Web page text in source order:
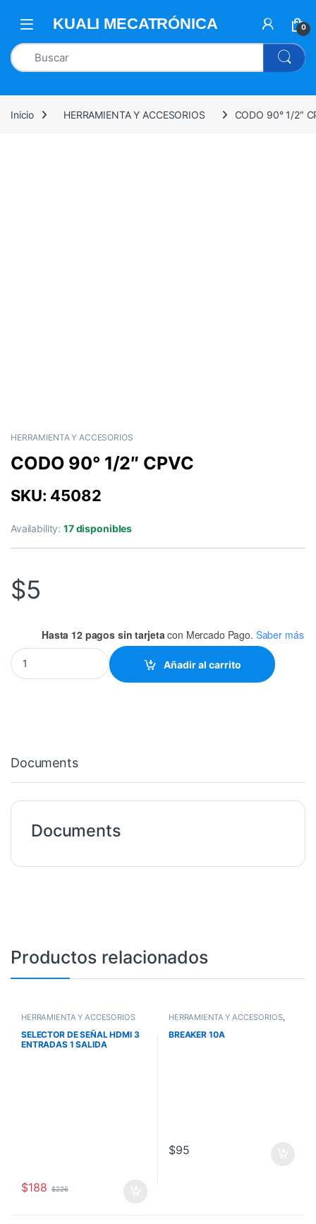
0
Inicio HERRAMIENTA Y ACCESORIOS CODO 90° 1/2″
HERRAMIENTA Y ACCESORIOS
CODO 90° 1/2″ CPVC
SKU: 45082
Availability:17 disponibles
$5
Hasta 12 pagos sin tarjeta con Mercado Pago. Saber más
CODO 90° 1/2" CPVC quantity
Añadir al carrito
Documents
Documents
Productos relacionados
HERRAMIENTA Y ACCESORIOS
SELECTOR DE SEÑAL HDMI 3
ENTRADAS 1 SALIDA
$188 $226
HERRAMIENTA Y ACCESORIOS,
OFERTAS
BREAKER 10A
$95